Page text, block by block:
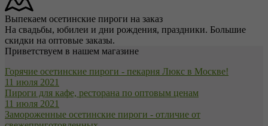
Выпекаем осетинские пироги на заказ
На свадьбы, юбилеи и дни рождения, праздники. Большие
скидки на оптовые заказы.
Приветствуем в нашем магазине
Горячие осетинские пироги - пекарня Люкс в Москве!
11 июля 2021
Пироги для кафе, ресторана по оптовым ценам
11 июля 2021
Замороженные осетинские пироги - отличие от